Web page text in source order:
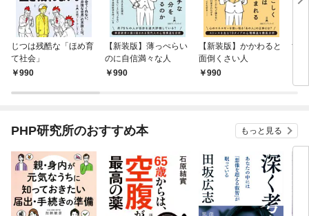
じつは残酷な「ほめ育
て社会」
990
【新装版】薄っぺらい
のに自信満々な人
990
【新装版】かかわると
面倒くさい人
990
す
PHP研究所のおすすめ本 もっと見る